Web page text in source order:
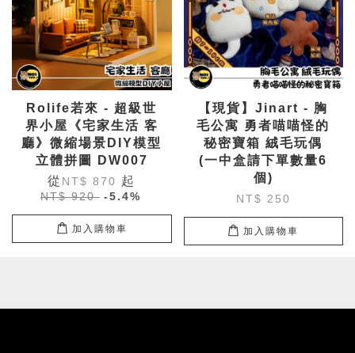
Rolife若來 - 超級世
界小屋《宅家生活 客
廳》微縮場景DIY模型
立體拼圖 DW007
從 NT$ 870 起
NT$ 920 -5.4%
加入購物車
【現貨】Jinart - 胸
毛公寓 勇者喵喵怪的
秘密寶箱 絨毛玩偶
(一中盒請下單數量6
個)
NT$ 250
加入購物車